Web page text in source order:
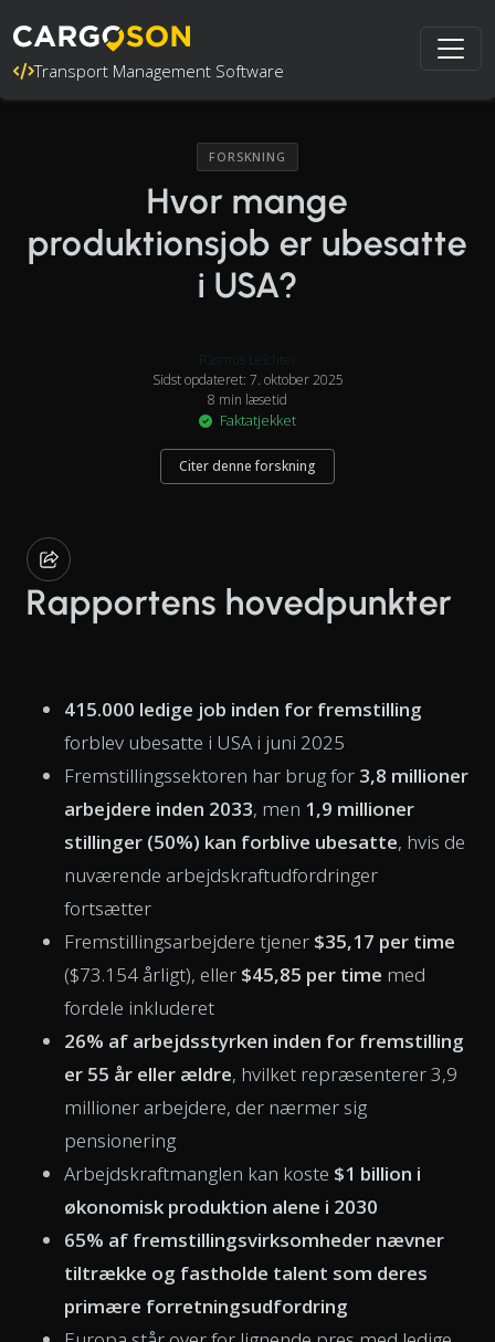
Transport Management Software
FORSKNING
Hvor mange
produktionsjob er ubesatte
i USA?
Rasmus Leichter
Sidst opdateret: 7. oktober 2025
8 min læsetid
Faktatjekket
Citer denne forskning
Rapportens hovedpunkter
415.000 ledige job inden for fremstilling
forblev ubesatte i USA i juni 2025
Fremstillingssektoren har brug for 3,8 millioner
arbejdere inden 2033, men 1,9 millioner
stillinger (50%) kan forblive ubesatte, hvis de
nuværende arbejdskraftudfordringer
fortsætter
Fremstillingsarbejdere tjener $35,17 per time
($73.154 årligt), eller $45,85 per time med
fordele inkluderet
26% af arbejdsstyrken inden for fremstilling
er 55 år eller ældre, hvilket repræsenterer 3,9
millioner arbejdere, der nærmer sig
pensionering
Arbejdskraftmanglen kan koste $1 billion i
økonomisk produktion alene i 2030
65% af fremstillingsvirksomheder nævner
tiltrække og fastholde talent som deres
primære forretningsudfordring